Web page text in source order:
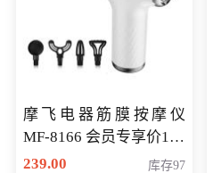
摩飞电器筋膜按摩仪
MF-8166 会员专享价168
元
239.00 库存97